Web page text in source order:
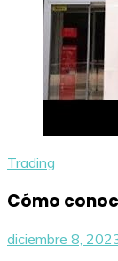
Trading
Cómo
diciembre 8,